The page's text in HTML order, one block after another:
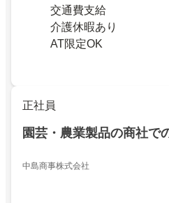
交通費支給
介護休暇あり
AT限定OK
正社員
園芸・農業製品の商社で
中島商事株式会社